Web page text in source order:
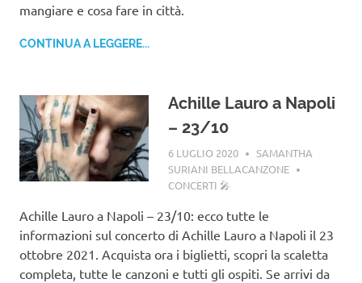
mangiare e cosa fare in città.
CONTINUA A LEGGERE...
Achille Lauro a Napoli
– 23/10
6 LUGLIO 2020
SAMANTHA
SURIANI BELLACANZONE
CONCERTI 🎤
Achille Lauro a Napoli – 23/10: ecco tutte le
informazioni sul concerto di Achille Lauro a Napoli il 23
ottobre 2021. Acquista ora i biglietti, scopri la scaletta
completa, tutte le canzoni e tutti gli ospiti. Se arrivi da